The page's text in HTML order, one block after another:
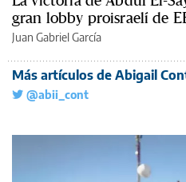
gran lobby proisraelí de
Juan Gabriel García
Más artículos de Abigail
@abii_cont